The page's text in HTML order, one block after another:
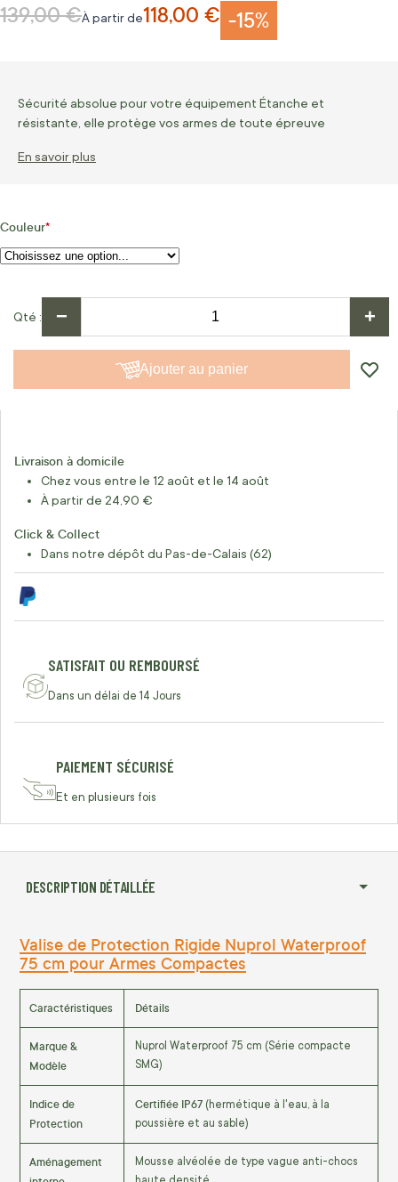
-15%
À partir de118,00 €
Prix normal
139,00 €
Sécurité absolue pour votre équipement Étanche et
résistante, elle protège vos armes de toute épreuve
En savoir plus
Couleur
Qté − +
Ajouter au panier
Livraison à domicile
Chez vous entre le 12 août et le 14 août
À partir de 24,90 €
Click & Collect
Dans notre dépôt du Pas-de-Calais (62)
SATISFAIT OU REMBOURSÉ
Dans un délai de 14 Jours
PAIEMENT SÉCURISÉ
Et en plusieurs fois
DESCRIPTION DÉTAILLÉE
Valise de Protection Rigide Nuprol Waterproof
75 cm pour Armes Compactes
Caractéristiques Détails
Marque &
Modèle
Nuprol Waterproof 75 cm (Série compacte
SMG)
Indice de
Protection
Certifiée IP67 (hermétique à l'eau, à la
poussière et au sable)
Aménagement
Mousse alvéolée de type vague anti-chocs